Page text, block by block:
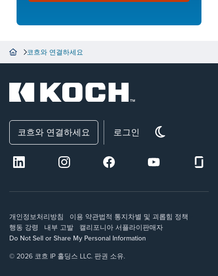
코흐와 연결하세요
코흐와 연결하세요 로그인
개인정보처리방침 이용 약관법적 통지차별 및 괴롭힘 정책
행동 강령
내부 고발 캘리포니아 서플라이판매자
Do Not Sell or Share My Personal Information
© 2026 코흐 IP 홀딩스 LLC. 판권 소유.